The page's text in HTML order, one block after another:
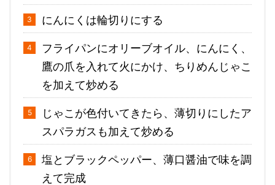
にんにくは輪切りにする
フライパンにオリーブオイル、にんにく、
鷹の爪を入れて火にかけ、ちりめんじゃこ
を加えて炒める
じゃこが色付いてきたら、薄切りにしたア
スパラガスも加えて炒める
塩とブラックペッパー、薄口醤油で味を調
えて完成